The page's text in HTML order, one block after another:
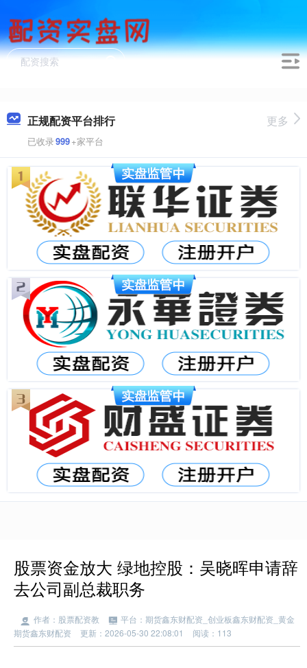
正规配资平台排行
已收录999+家平台
更多
股票资金放大 绿地控股：吴晓晖申请辞
去公司副总裁职务
作者：股票配资教
平台：期货鑫东财配资_创业板鑫东财配资_黄金
期货鑫东财配资
更新：2026-05-30 22:08:01 阅读：113